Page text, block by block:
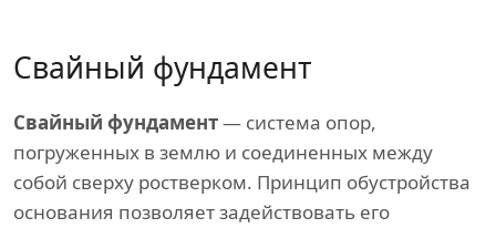
Свайный фундамент
Свайный фундамент— система опор,
погруженных в землю и соединенных между
собой сверху ростверком. Принцип обустройства
основания позволяет задействовать его